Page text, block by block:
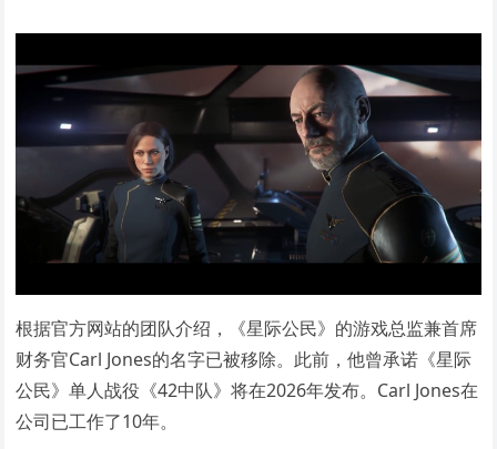
根据官方网站的团队介绍，《星际公民》的游戏总监兼首席
财务官Carl Jones的名字已被移除。此前，他曾承诺《星际
公民》单人战役《42中队》将在2026年发布。Carl Jones在
公司已工作了10年。